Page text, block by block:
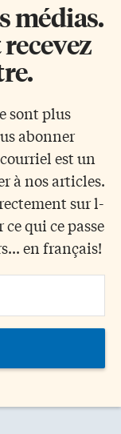
médias.
sont plus
abonner
est un
à nos articles.
sur l-
qui ce passe
en français!